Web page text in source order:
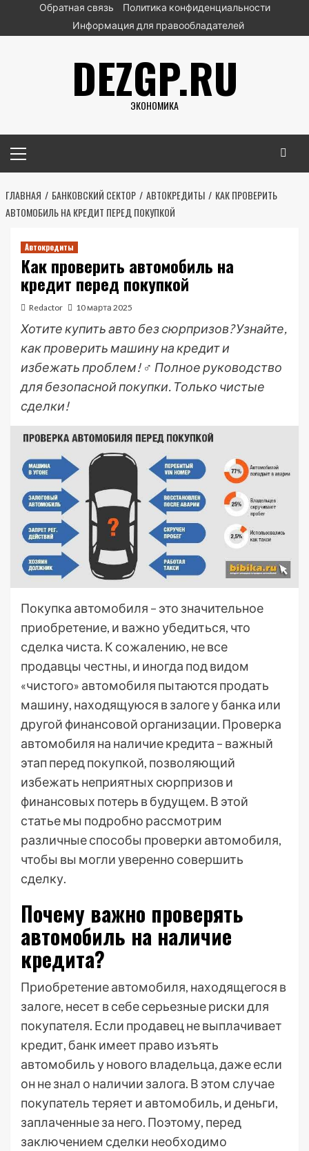
ПерейтиОбратная связь
Политика конфиденциальности
Информация для правообладателей
DEZGP.RU
ЭКОНОМИКА
меню
ГЛАВНАЯ БАНКОВСКИЙ СЕКТОР АВТОКРЕДИТЫ
КАК ПРОВЕРИТЬ
АВТОМОБИЛЬ НА КРЕДИТ ПЕРЕД ПОКУПКОЙ
Автокредиты
Как проверить автомобиль на
кредит перед покупкой
Redactor 10 марта 2025
Хотите купить авто без сюрпризов? Узнайте,
как проверить машину на кредит и
избежать проблем! ♂ Полное руководство
для безопасной покупки. Только чистые
сделки!
Покупка автомобиля – это значительное
приобретение, и важно убедиться, что
сделка чиста. К сожалению, не все
продавцы честны, и иногда под видом
«чистого» автомобиля пытаются продать
машину, находящуюся в залоге у банка или
другой финансовой организации. Проверка
автомобиля на наличие кредита – важный
этап перед покупкой, позволяющий
избежать неприятных сюрпризов и
финансовых потерь в будущем. В этой
статье мы подробно рассмотрим
различные способы проверки автомобиля,
чтобы вы могли уверенно совершить
сделку.
Почему важно проверять
автомобиль на наличие
кредита?
Приобретение автомобиля, находящегося в
залоге, несет в себе серьезные риски для
покупателя. Если продавец не выплачивает
кредит, банк имеет право изъять
автомобиль у нового владельца, даже если
он не знал о наличии залога. В этом случае
покупатель теряет и автомобиль, и деньги,
заплаченные за него. Поэтому, перед
заключением сделки необходимо